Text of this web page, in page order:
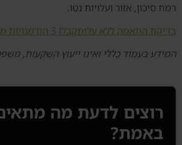
רמת סיכון, אזור ועלויות נטו.
בדיקת התאמה ללא עלותקבלו 3 הזדמנויות מסוננות
המידע בעמוד כללי ואינו ייעוץ השקעות,
רוצים לדעת מה
באמת?